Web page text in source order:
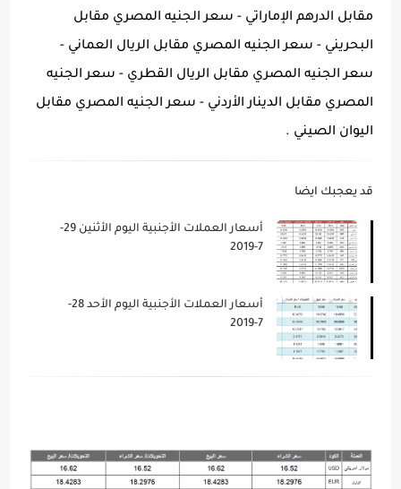
مقابل الدرهم الإماراتي - سعر الجنيه المصري مقابل
البحريني - سعر الجنيه المصري مقابل الريال العماني -
سعر الجنيه المصري مقابل الريال القطري - سعر الجنيه
المصري مقابل الدينار الأردني - سعر الجنيه المصري مقابل
اليوان الصيني .
قد يعجبك ايضا
أسعار العملات الأجنبية اليوم الأثنين 29-
7-2019
أسعار العملات الأجنبية اليوم الأحد 28-
7-2019